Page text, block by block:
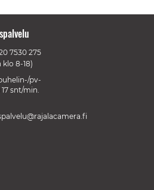
7530 275
klo 8-18)
pv-
snt/min.